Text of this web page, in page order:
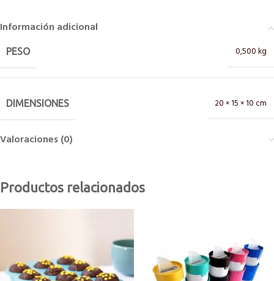
Información adicional
PESO 0,500 kg
DIMENSIONES 20 × 15 × 10 cm
Valoraciones (0)
Productos relacionados